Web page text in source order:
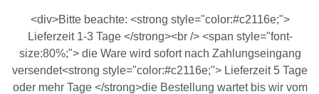
Zum Hauptinhalt springen
<div>Bitte beachte: <strong style="color:#c2116e;">
Lieferzeit 1-3 Tage </strong><br /> <span style="font-
size:80%;"> die Ware wird sofort nach Zahlungseingang
versendet<strong style="color:#c2116e;"> Lieferzeit 5 Tage
oder mehr Tage </strong>die Bestellung wartet bis wir vom